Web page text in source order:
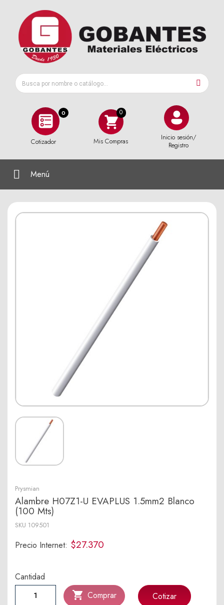
0
Cotizador Mis Compras
Inicio sesión/
Registro
Menú
Prysmian
Alambre H07Z1-U EVAPLUS 1.5mm2 Blanco
(100 Mts)
SKU 109501
Precio Internet: $27.370
Cantidad
 Comprar Cotizar